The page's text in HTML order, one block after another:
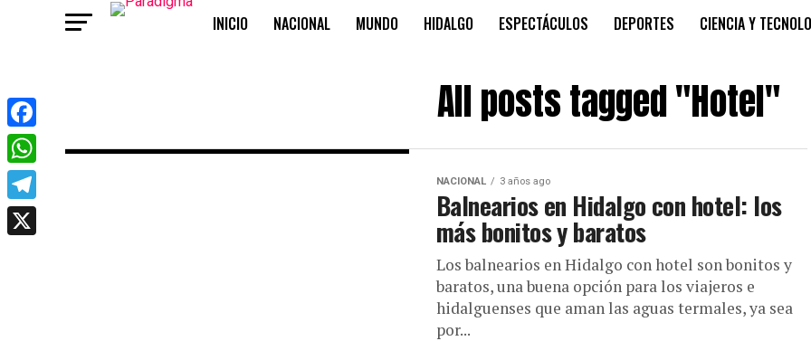
INICIO NACIONAL MUNDO HIDALGO ESPECTÁCULOS DEPORTES CIENCIA Y
All posts tagged "Hotel"
NACIONAL 3 años ago
Balnearios en Hidalgo con hotel: los
más bonitos y baratos
Los balnearios en Hidalgo con hotel son bonitos y
baratos, una buena opción para los viajeros e
hidalguenses que aman las aguas termales, ya sea
por...
Facebook
WhatsApp
Telegram